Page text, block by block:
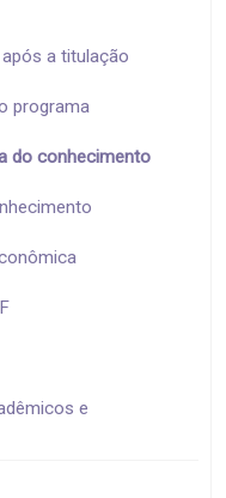
a titulação
programa
do conhecimento
e